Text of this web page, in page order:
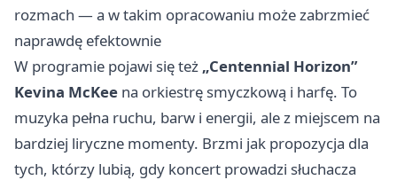
rozmach — a w takim opracowaniu może zabrzmieć
naprawdę efektownie
W programie pojawi się też „Centennial Horizon”
Kevina McKee na orkiestrę smyczkową i harfę. To
muzyka pełna ruchu, barw i energii, ale z miejscem na
bardziej liryczne momenty. Brzmi jak propozycja dla
tych, którzy lubią, gdy koncert prowadzi słuchacza